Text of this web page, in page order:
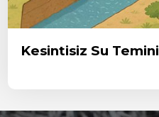
Kesintisiz Su Temini